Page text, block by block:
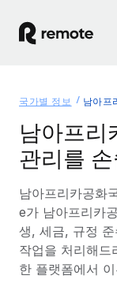
글로벌 고용
글로벌 급여
규정을 준수
기록상 고용
법인 설립 비
솔루션
글로벌 서비스 제공
국가별 정보
국가별 글로
미국 주별
리소스
도구 및 계산기
오분류 리
요금
국가별 정보 남아프
남아프리
관리를
남아프리카공화
e가 남아프리카
생, 세금, 규정
작업을 처리해드
한 플랫폼에서